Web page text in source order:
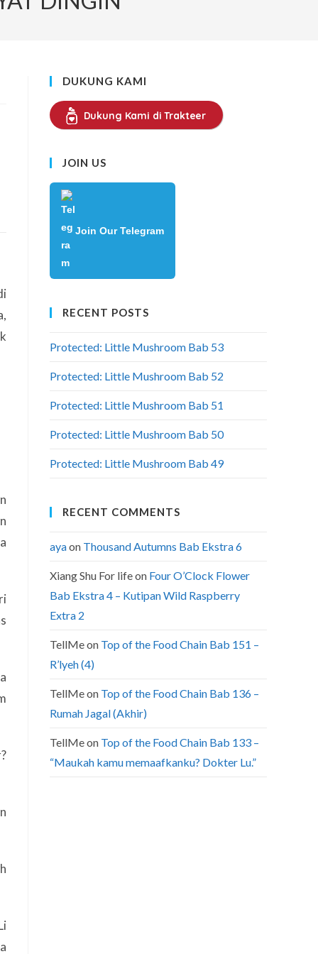
DUKUNG KAMI
Dukung Kami di Trakteer
JOIN US
Join Our Telegram
RECENT POSTS
Protected: Little Mushroom Bab 53
Protected: Little Mushroom Bab 52
Protected: Little Mushroom Bab 51
Protected: Little Mushroom Bab 50
Protected: Little Mushroom Bab 49
RECENT COMMENTS
ayaon Thousand Autumns Bab Ekstra 6
Xiang Shu For lifeon Four O’Clock Flower
Bab Ekstra 4 – Kutipan Wild Raspberry
Extra 2
TellMeon Top of the Food Chain Bab 151 –
R’lyeh (4)
TellMeon Top of the Food Chain Bab 136 –
Rumah Jagal (Akhir)
TellMeon Top of the Food Chain Bab 133 –
“Maukah kamu memaafkanku? Dokter Lu.”